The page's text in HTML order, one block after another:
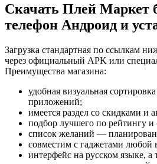
Скачать Плей Маркет
телефон Андроид и
Загрузка стандартная по ссылкам
через официальный APK или
Преимущества магазина:
удобная визуальная
приложений;
имеется раздел со скидками и
подбор лучшего по рейтингу и
список желаний —
совместим с гаджетами любой
интерфейс на русском языке,